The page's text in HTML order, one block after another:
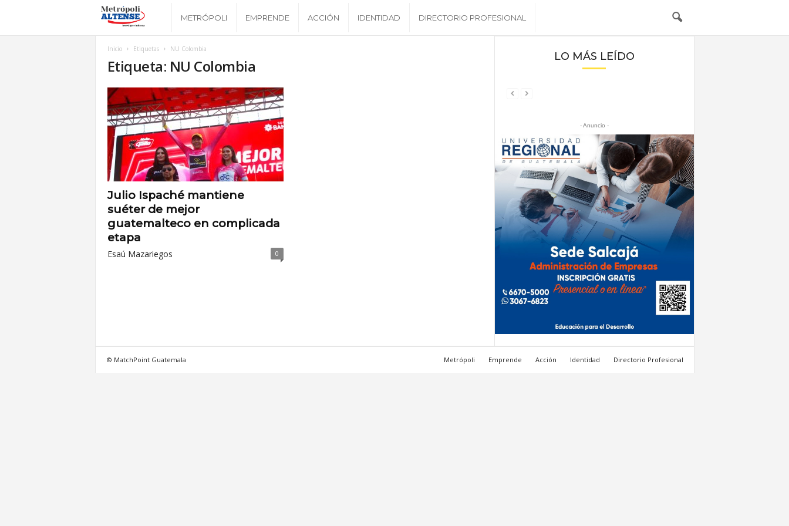
t
r
ó
p
o
l
METRÓPOLI EMPRENDE ACCIÓN IDENTIDAD DIRECTORIO PROFESIONAL
Inicio Etiquetas NU Colombia
Etiqueta: NU Colombia
Julio Ispaché mantiene
suéter de mejor
guatemalteco en complicada
etapa
Esaú Mazariegos 0
LO MÁS LEÍDO
- Anuncio -
Metrópoli Emprende Acción Identidad Directorio Profesional
© MatchPoint Guatemala